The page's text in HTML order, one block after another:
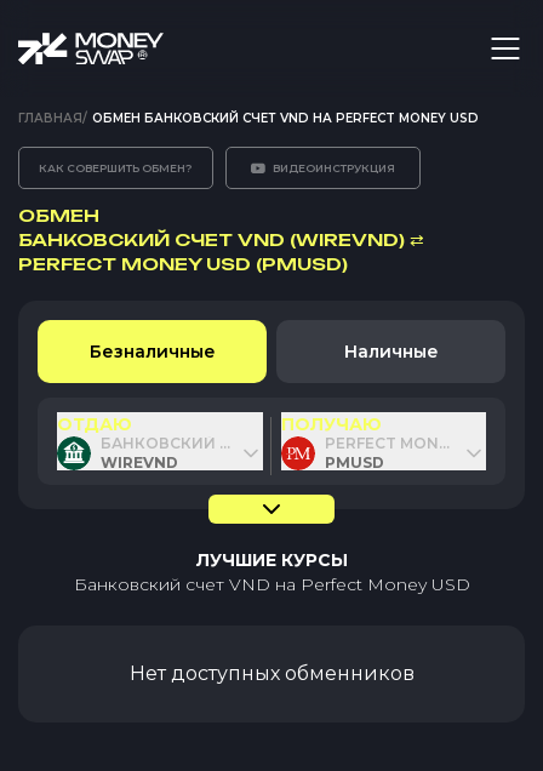
ГЛАВНАЯ/ ОБМЕН БАНКОВСКИЙ СЧЕТ VND НА PERFECT MONEY USD
КАК СОВЕРШИТЬ ОБМЕН? ВИДЕОИНСТРУКЦИЯ
ОБМЕН
БАНКОВСКИЙ СЧЕТ VND (WIREVND) ⇄
PERFECT MONEY USD (PMUSD)
Безналичные Наличные
ОТДАЮ
БАНКОВСКИЙ СЧЕТ VND
WIREVND
ПОЛУЧАЮ
PERFECT MONEY USD
PMUSD
ЛУЧШИЕ КУРСЫ
Банковский счет VND на Perfect Money USD
Нет доступных обменников